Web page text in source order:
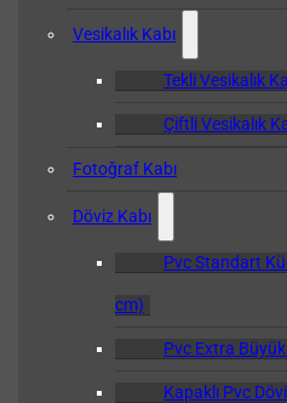
Vesikalık Kabı
Tekli Vesikalık
Çiftli Vesikalık
Fotoğraf Kabı
Döviz Kabı
Pvc Standart
cm)
Pvc Extra
Kapaklı Pvc